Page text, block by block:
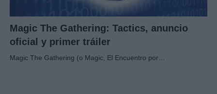
Magic The Gathering: Tactics, anuncio
oficial y primer tráiler
Magic The Gathering (o Magic, El Encuentro por…